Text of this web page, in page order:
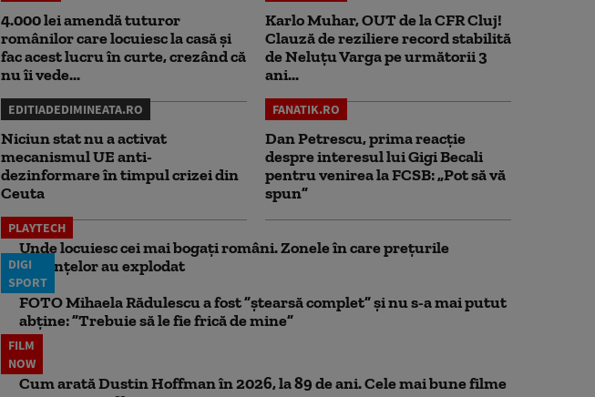
4.000 lei amendă tuturor
românilor care locuiesc la casă și
fac acest lucru în curte, crezând că
nu îi vede...
Karlo Muhar, OUT de la CFR Cluj!
Clauză de reziliere record stabilită
de Neluțu Varga pe următorii 3
ani...
EDITIADEDIMINEATA.RO
Niciun stat nu a activat
mecanismul UE anti-
dezinformare în timpul crizei din
Ceuta
FANATIK.RO
Dan Petrescu, prima reacție
despre interesul lui Gigi Becali
pentru venirea la FCSB: „Pot să vă
spun”
PLAYTECH
Unde locuiesc cei mai bogați români. Zonele în care prețurile
locuințelor au explodat
DIGI
SPORT
FOTO Mihaela Rădulescu a fost ”ștearsă complet” și nu s-a mai putut
abține: ”Trebuie să le fie frică de mine”
FILM
NOW
Cum arată Dustin Hoffman în 2026, la 89 de ani. Cele mai bune filme